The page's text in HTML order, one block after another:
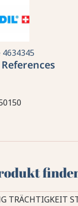
4634345
TRÄCHTIGKEIT